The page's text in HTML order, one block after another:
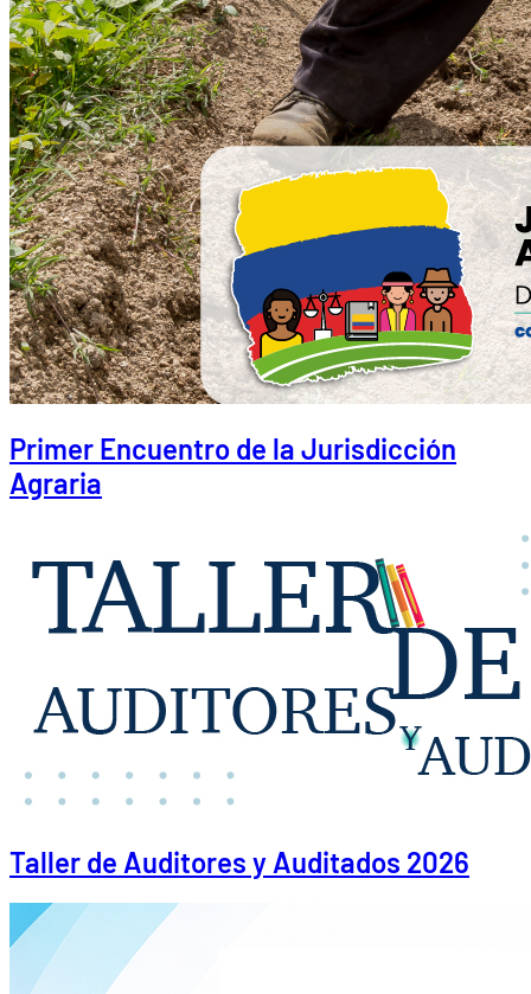
Primer Encuentro de la Jurisdicción
Agraria
Taller de Auditores y Auditados 2026